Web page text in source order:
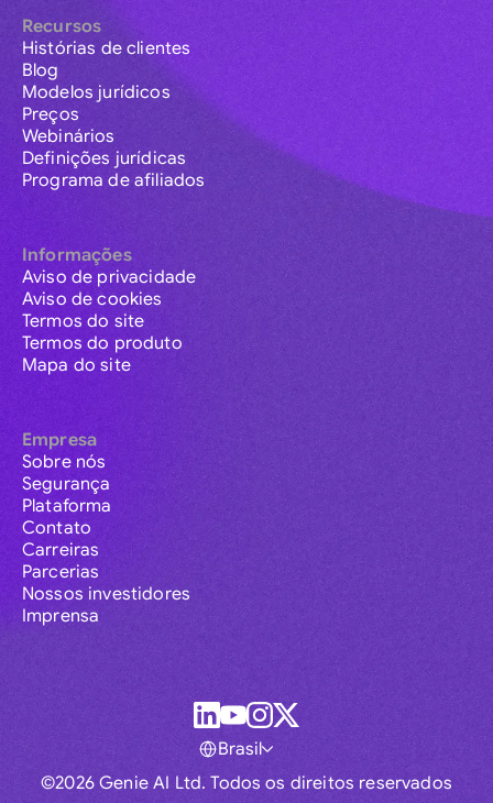
Recursos
Histórias de clientes
Blog
Modelos jurídicos
Preços
Webinários
Definições jurídicas
Programa de afiliados
Informações
Aviso de privacidade
Aviso de cookies
Termos do site
Termos do produto
Mapa do site
Empresa
Sobre nós
Segurança
Plataforma
Contato
Carreiras
Parcerias
Nossos investidores
Imprensa
©2026 Genie AI Ltd. Todos os direitos reservados
Brasil